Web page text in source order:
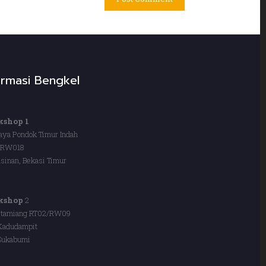
Bengkel
1
Pondok Timur Indah
Bekasi Timur
2
RT02/RW09